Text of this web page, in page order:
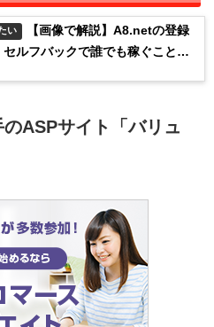
い
【画像で解説】A8.netの登録
ルフバックで誰でも稼ぐことが
ASPサイト「バリュ